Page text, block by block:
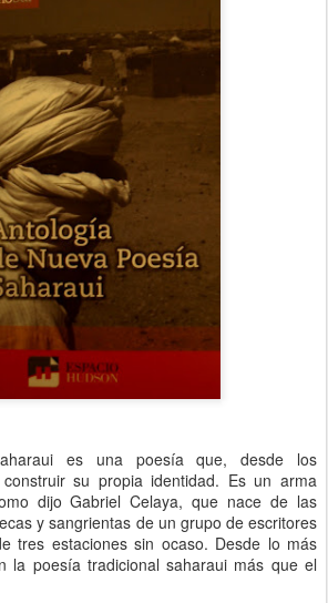
es una poesía que, desde los
su propia identidad. Es un arma
dijo Gabriel Celaya, que nace de las
y sangrientas de un grupo de escritores
tres estaciones sin ocaso. Desde lo más
la poesía tradicional saharaui más que el